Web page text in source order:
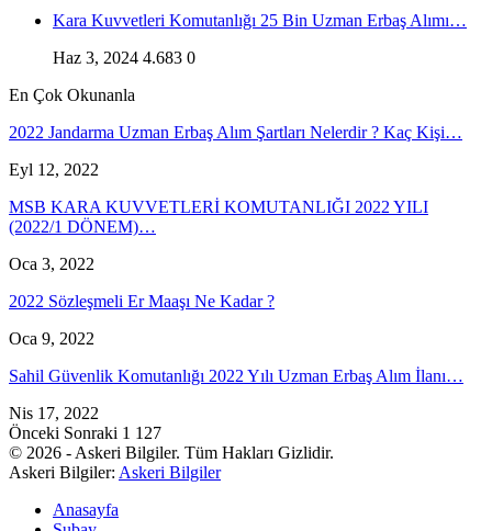
Kara Kuvvetleri Komutanlığı 25 Bin Uzman Erbaş Alımı…
Haz 3, 2024 4.683 0
En Çok Okunanla
2022 Jandarma Uzman Erbaş Alım Şartları Nelerdir ? Kaç Kişi…
Eyl 12, 2022
MSB KARA KUVVETLERİ KOMUTANLIĞI 2022 YILI
(2022/1 DÖNEM)…
Oca 3, 2022
2022 Sözleşmeli Er Maaşı Ne Kadar ?
Oca 9, 2022
Sahil Güvenlik Komutanlığı 2022 Yılı Uzman Erbaş Alım İlanı…
Nis 17, 2022
Önceki Sonraki 1 127
© 2026 - Askeri Bilgiler. Tüm Hakları Gizlidir.
Askeri Bilgiler: Askeri Bilgiler
Anasayfa